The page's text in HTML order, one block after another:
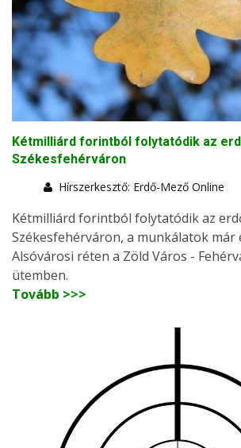
Kétmilliárd forintból folytatódik az
Székesfehérváron
Hírszerkesztő: Erdő-Mező Online
Kétmilliárd forintból folytatódik az
Székesfehérváron, a munkálatok már
Alsóvárosi réten a Zöld Város -
ütemben.
Tovább >>>